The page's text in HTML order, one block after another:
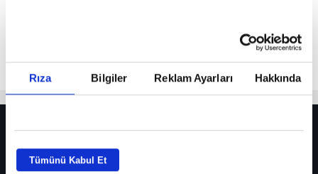
Rıza Bilgiler Reklam Ayarları Hakkında
Tümünü Kabul Et
Fenerbahçe’de sürpriz ayrılık ihtimali! Devre arasında gelmişti